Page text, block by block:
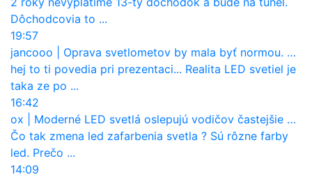
Dôchodcovia to ...
19:57
jancooo
Oprava svetlometov by mala byť normou. Jeden nový dnes stojí priemerne 1251 eur!
hej to ti povedia pri prezentaci... Realita LED svetiel je
taka ze po ...
16:42
ox
Moderné LED svetlá oslepujú vodičov častejšie než staré halogény
Čo tak zmena led zafarbenia svetla ? Sú rôzne farby
led. Prečo ...
14:09